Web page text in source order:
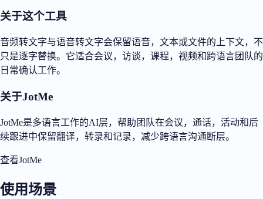
关于这个工具
音频转文字与语音转文字会保留语音，文本或文件的上下文，不
只是逐字替换。它适合会议，访谈，课程，视频和跨语言团队的
日常确认工作。
关于JotMe
JotMe是多语言工作的AI层，帮助团队在会议，通话，活动和后
续跟进中保留翻译，转录和记录，减少跨语言沟通断层。
查看JotMe
使用场景